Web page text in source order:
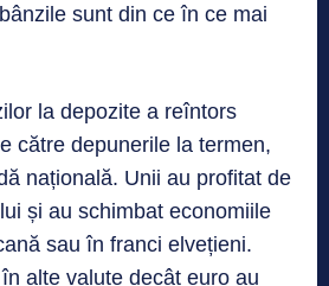
sunt din ce în ce mai
la depozite a reîntors
către depunerile la termen,
națională. Unii au profitat de
și au schimbat economiile
sau în franci elvețieni.
alte valute decât euro au